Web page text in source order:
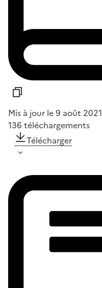
Mis à jour le 9 août 2021
136 téléchargements
Télécharger